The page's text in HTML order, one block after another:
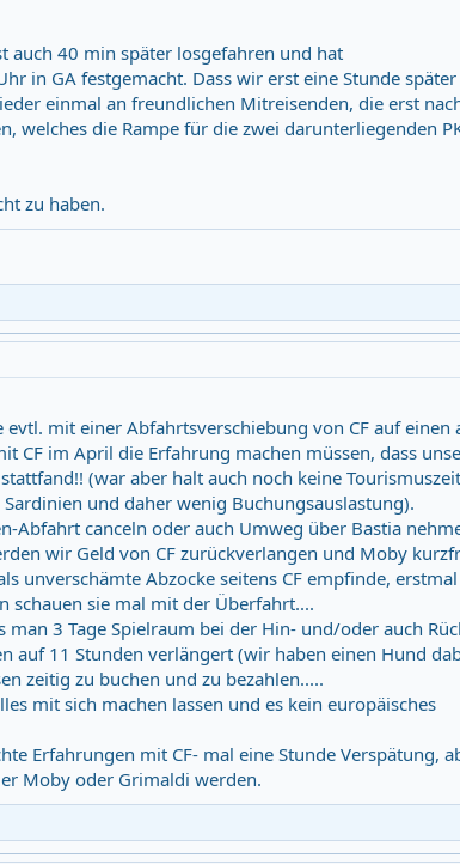
auch 40 min später losgefahren und hat
in GA festgemacht. Dass wir erst eine Stunde später
einmal an freundlichen Mitreisenden, die erst
welches die Rampe für die zwei darunterliegenden
zu haben.
mit einer Abfahrtsverschiebung von CF auf einen
CF im April die Erfahrung machen müssen, dass
(war aber halt auch noch keine
und daher wenig Buchungsauslastung).
Abfahrt canceln oder auch Umweg über Bastia
wir Geld von CF zurückverlangen und Moby
unverschämte Abzocke seitens CF empfinde, erstmal
schauen sie mal mit der Überfahrt....
3 Tage Spielraum bei der Hin- und/oder auch
auf 11 Stunden verlängert (wir haben einen Hund
zeitig zu buchen und zu bezahlen.....
mit sich machen lassen und es kein europäisches
Erfahrungen mit CF- mal eine Stunde Verspätung,
Moby oder Grimaldi werden.